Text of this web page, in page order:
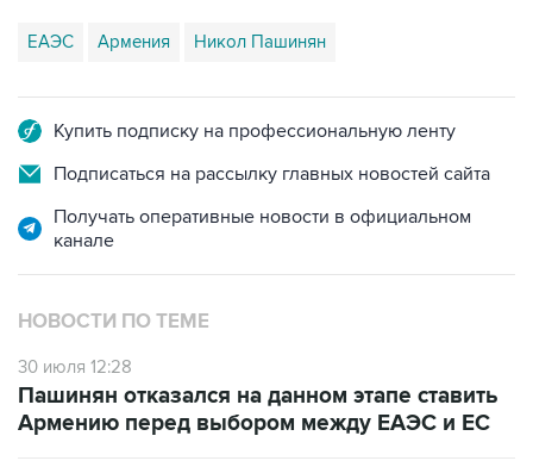
ЕАЭС Армения Никол Пашинян
Купить подписку на профессиональную ленту
Подписаться на рассылку главных новостей сайта
Получать оперативные новости в официальном
канале
НОВОСТИ ПО ТЕМЕ
30 июля 12:28
Пашинян отказался на данном этапе ставить
Армению перед выбором между ЕАЭС и ЕС